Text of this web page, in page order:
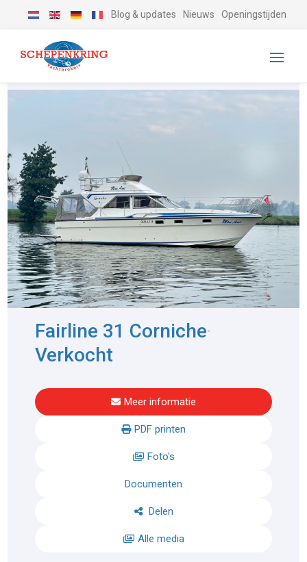
Blog & updates Nieuws Openingstijden
Fairline 31 Corniche-
Verkocht
Meer informatie
PDF printen
Foto's
Documenten
Delen
Alle media